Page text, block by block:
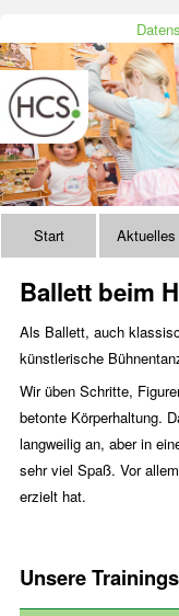
Start Aktuelles
Ballett beim
Als Ballett, auch
künstlerische
Wir üben Schritte,
betonte Körperhaltung.
langweilig an, aber in
sehr viel Spaß. Vor
erzielt hat.
Unsere